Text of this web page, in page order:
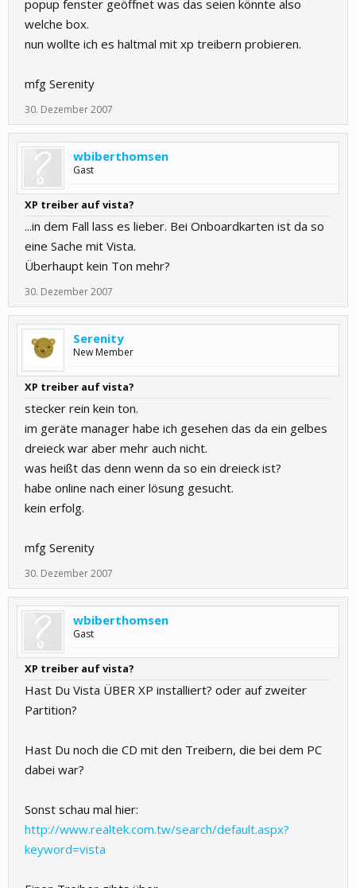
popup fenster geöffnet was das seien könnte also
welche box.
nun wollte ich es haltmal mit xp treibern probieren.
mfg Serenity
30. Dezember 2007
wbiberthomsen
Gast
XP treiber auf vista?
...in dem Fall lass es lieber. Bei Onboardkarten ist da so
eine Sache mit Vista.
Überhaupt kein Ton mehr?
30. Dezember 2007
Serenity
New Member
XP treiber auf vista?
stecker rein kein ton.
im geräte manager habe ich gesehen das da ein gelbes
dreieck war aber mehr auch nicht.
was heißt das denn wenn da so ein dreieck ist?
habe online nach einer lösung gesucht.
kein erfolg.
mfg Serenity
30. Dezember 2007
wbiberthomsen
Gast
XP treiber auf vista?
Hast Du Vista ÜBER XP installiert? oder auf zweiter
Partition?
Hast Du noch die CD mit den Treibern, die bei dem PC
dabei war?
Sonst schau mal hier:
http://www.realtek.com.tw/search/default.aspx?
keyword=vista